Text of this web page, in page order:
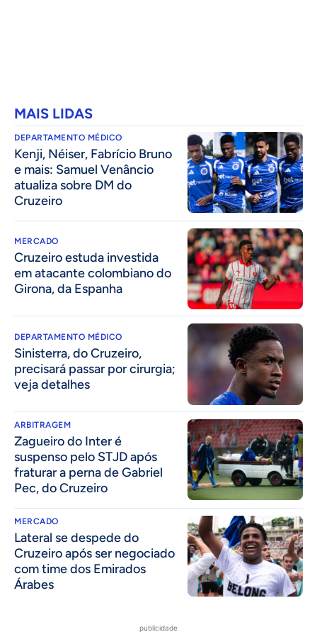
MAIS LIDAS
DEPARTAMENTO MÉDICO
Kenji, Néiser, Fabrício Bruno
e mais: Samuel Venâncio
atualiza sobre DM do
Cruzeiro
MERCADO
Cruzeiro estuda investida
em atacante colombiano do
Girona, da Espanha
DEPARTAMENTO MÉDICO
Sinisterra, do Cruzeiro,
precisará passar por cirurgia;
veja detalhes
ARBITRAGEM
Zagueiro do Inter é
suspenso pelo STJD após
fraturar a perna de Gabriel
Pec, do Cruzeiro
MERCADO
Lateral se despede do
Cruzeiro após ser negociado
com time dos Emirados
Árabes
publicidade